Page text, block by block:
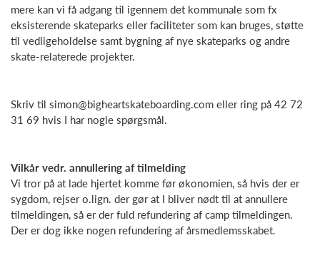
mere kan vi få adgang til igennem det kommunale som fx
eksisterende skateparks eller faciliteter som kan bruges, støtte
til vedligeholdelse samt bygning af nye skateparks og andre
skate-relaterede projekter.
Skriv til simon@bigheartskateboarding.com eller ring på 42 72
31 69 hvis I har nogle spørgsmål.
Vilkår vedr. annullering af tilmelding
Vi tror på at lade hjertet komme før økonomien, så hvis der er
sygdom, rejser o.lign. der gør at I bliver nødt til at annullere
tilmeldingen, så er der fuld refundering af camp tilmeldingen.
Der er dog ikke nogen refundering af årsmedlemsskabet.